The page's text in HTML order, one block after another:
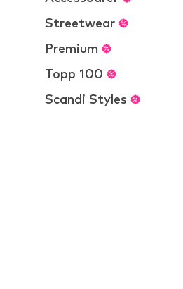
Streetwear
Premium
Topp 100
Scandi Styles